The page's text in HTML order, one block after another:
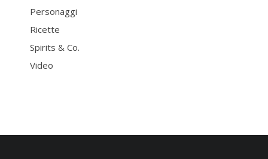
Personaggi
Ricette
Spirits & Co.
Video